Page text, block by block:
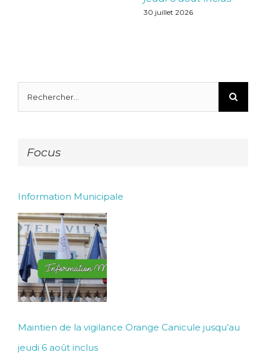
30 juillet 2026
Rechercher:
Focus
Information Municipale
Maintien de la vigilance Orange Canicule jusqu’au
jeudi 6 août inclus